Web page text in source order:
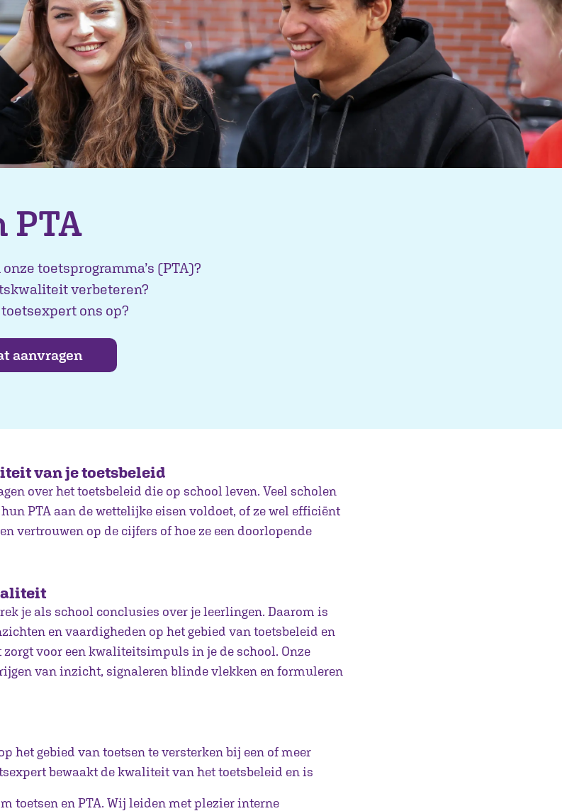
PTA
toetsprogramma’s (PTA)?
verbeteren?
ons op?
aanvragen
van je toetsbeleid
over het toetsbeleid die op school leven. Veel scholen
PTA aan de wettelijke eisen voldoet, of ze wel efficiënt
vertrouwen op de cijfers of hoe ze een doorlopende
je als school conclusies over je leerlingen. Daarom is
en vaardigheden op het gebied van toetsbeleid en
voor een kwaliteitsimpuls in je de school. Onze
van inzicht, signaleren blinde vlekken en formuleren
het gebied van toetsen te versterken bij een of meer
bewaakt de kwaliteit van het toetsbeleid en is
toetsen en PTA. Wij leiden met plezier interne